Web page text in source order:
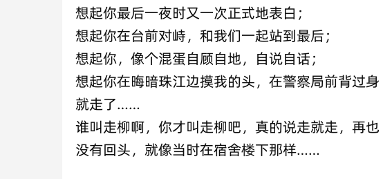
想起你最后一夜时又一次正式地表白；
想起你在台前对峙，和我们一起站到最后；
想起你，像个混蛋自顾自地，自说自话；
想起你在晦暗珠江边摸我的头，在警察局前背过身
就走了……
谁叫走柳啊，你才叫走柳吧，真的说走就走，再也
没有回头，就像当时在宿舍楼下那样……